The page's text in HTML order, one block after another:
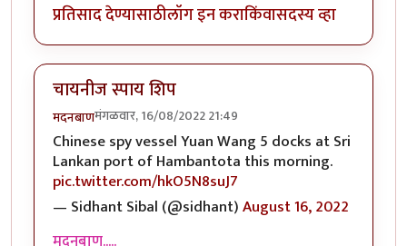
प्रतिसाद देण्यासाठीलॉग इन कराकिंवासदस्य व्हा
चायनीज स्पाय शिप
मदनबाणमंगळवार, 16/08/2022 21:49
Chinese spy vessel Yuan Wang 5 docks at Sri
Lankan port of Hambantota this morning.
pic.twitter.com/hkO5N8suJ7
— Sidhant Sibal (@sidhant)August 16, 2022